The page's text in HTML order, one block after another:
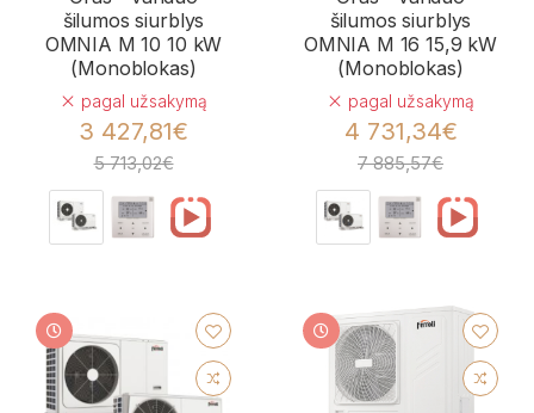
šilumos siurblys
OMNIA M 10 10 kW
(Monoblokas)
pagal užsakymą
3 427,81€
5 713,02€
šilumos siurblys
OMNIA M 16 15,9 kW
(Monoblokas)
pagal užsakymą
4 731,34€
7 885,57€